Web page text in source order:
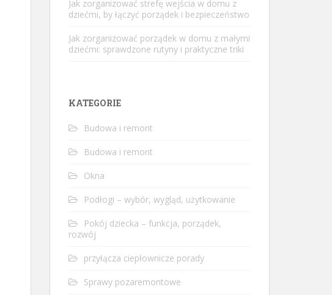
Jak zorganizować strefę wejścia w domu z
dziećmi, by łączyć porządek i bezpieczeństwo
Jak zorganizować porządek w domu z małymi
dziećmi: sprawdzone rutyny i praktyczne triki
KATEGORIE
Budowa i remont
Budowa i remont
Okna
Podłogi – wybór, wygląd, użytkowanie
Pokój dziecka – funkcja, porządek,
rozwój
przyłącza ciepłownicze porady
Sprawy pozaremontowe